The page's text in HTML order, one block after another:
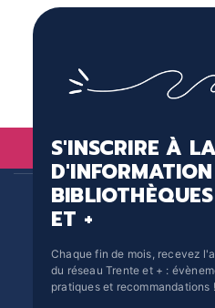
S'INSCRIRE À
ET +
Chaque fin de mois, recevez
du réseau Trente et + :
pratiques et recommandations !